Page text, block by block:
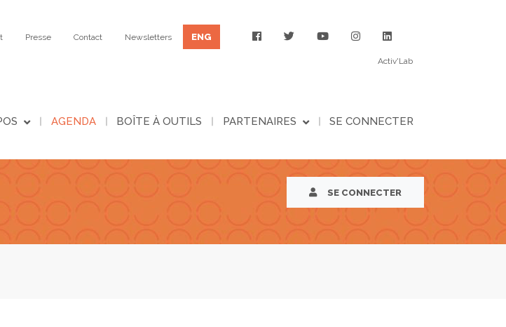
Presse Contact Newsletters ENG
Activ'Lab
AGENDA BOÎTE À OUTILS PARTENAIRES SE CONNECTER
SE CONNECTER